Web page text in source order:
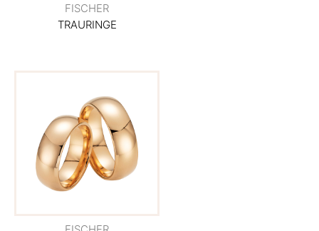
FISCHER
TRAURINGE